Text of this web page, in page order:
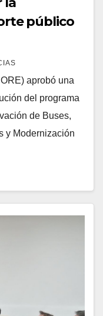
público
aprobó una
del programa
de Buses,
y Modernización